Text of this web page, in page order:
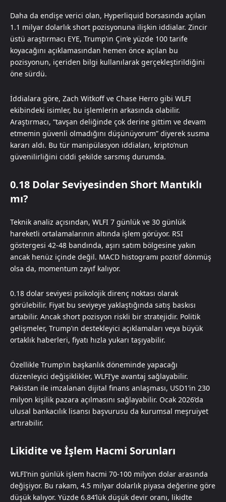
Daha da endişe verici olan, Hyperliquid borsasında açılan
1.1 milyar dolarlık short pozisyonuna ilişkin iddialar. Zincir
üstü araştırmacı EYE, Trump’ın Çin’e yüzde 100 tarife
koyacağını açıklamasından hemen önce açılan bu
pozisyonun, içeriden bilgi kullanılarak gerçekleştirildiğini
öne sürdü.
İddialara göre, Zach Witkoff ve Chase Herro gibi WLFI
ekibindeki isimler, bu işlemlerin arkasında olabilir.
Araştırmacı, “tavşan deliğinde çok derine gittim ve devam
etmemin güvenli olmadığını düşünüyorum” diyerek susma
kararı aldı. Bu tür manipülasyon iddiaları, kripto’nun
güvenilirliğini ciddi şekilde sarsmış durumda.
0.18 Dolar Seviyesinden Short Mantıklı
mı?
Teknik analiz açısından, WLFI 7 günlük ve 30 günlük
hareketli ortalamalarının altında işlem görüyor. RSI
göstergesi 42-48 bandında, aşırı satım bölgesine yakın
ancak henüz içinde değil. MACD histogramı pozitif dönmüş
olsa da, momentum zayıf kalıyor.
0.18 dolar seviyesi psikolojik direnç noktası olarak
görülebilir. Fiyat bu seviyeye yaklaştığında satış baskısı
artabilir. Ancak short pozisyon riskli bir stratejidir. Politik
gelişmeler, Trump’ın destekleyici açıklamaları veya büyük
ortaklık haberleri, fiyatı hızla yukarı taşıyabilir.
Özellikle Trump’ın başkanlık döneminde yapacağı
düzenleyici değişiklikler, WLFI’ye avantaj sağlayabilir.
Pakistan ile imzalanan dijital finans anlaşması, USD1’in 230
milyon kişilik pazara açılmasını sağlayabilir. Ocak 2026’da
ulusal bankacılık lisansı başvurusu da kurumsal meşruiyet
artırabilir.
Likidite ve İşlem Hacmi Sorunları
WLFI’nin günlük işlem hacmi 70-100 milyon dolar arasında
değişiyor. Bu rakam, 4.5 milyar dolarlık piyasa değerine göre
düşük kalıyor. Yüzde 6.84’lük düşük devir oranı, likidte